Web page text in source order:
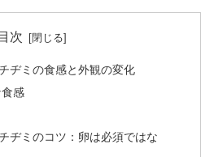
目次
ヂミの食感と外観の変化
感
ヂミのコツ：卵は必須ではな